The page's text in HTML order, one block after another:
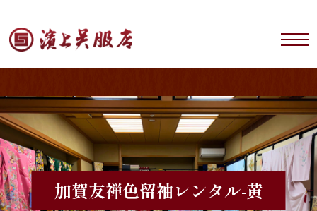
加賀友禅色留袖レンタル-黄